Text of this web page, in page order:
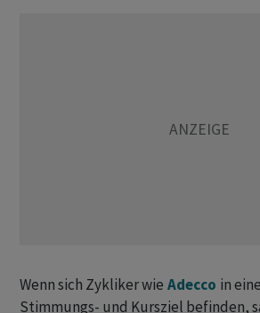
Wenn sich Zykliker wie Adecco in
Stimmungs- und Kursziel befinden,